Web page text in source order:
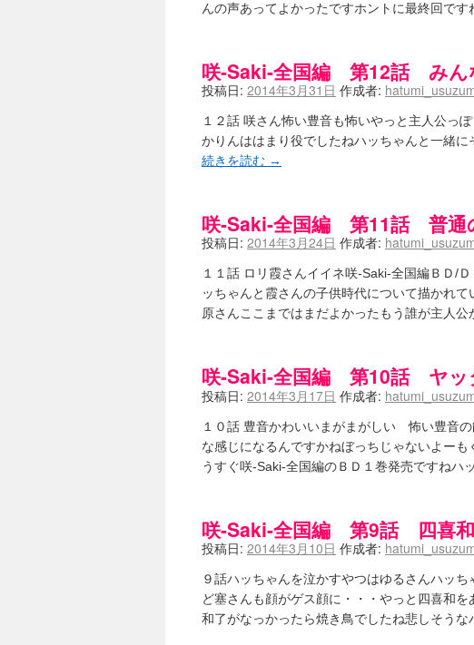
あっちが変 / あっちが変 (08:31)
さくやこのはな - 咲 -saki- / 末の千里のために(咲
凡人の私 / ステルス坂こと咲-Saki-5巻表紙の舞台
嶺上開花自摸 / Last day of Summer session 1
おもちもちもち - 咲-Saki- / ５・８小林先生の日
かんむりとかげ - 咲-Saki- / 立先生の更新 (11:32)
咲-Saki- | にゅいのって / 咲-Saki-臨時アンテナ
咲-Saki-ブログ！～麻雀下手でも咲が好き～ / ブロ
一萬人の麓路() - 咲-Saki- / 咲-Saki- 第193局[竜王]
from A to K / [咲-saki-][麻雀ゲーム]【ゲーム】セガ
紺フェス - 咲-Saki- / 【越谷SS】とろけそうな日
ユズポニッキ - 咲-Saki- / ☆ #咲実写 ☆告知☆オ
ああ、あの牌？ - 咲-Saki- / シノハユ菰沢中関連(
宮守大好き帳 / 告知 (13:04)
麻雀アニメ＆麻雀ゲームあれこれ / 厄介な相手
ＳＳＳ（咲ＳＳ）感想ブログ / 【SSS】憩 -Kei-
ひまじんひまんじ / 読書の秋、と言います故
煌-Subara- - 咲-saki- / シノハユ感想 (13:19)
SYNTH 2006 - 咲 -Saki- / 阿知賀編をドヤ顔に着
かえんだん - 咲-Saki- / 朱里「そげなこつ私がや
Saki-1 グランプリ ～咲ワン～ / しわが誕生する
木と木と木 - 咲-saki- / 新道寺の本 (00:00)
私的素敵ジャンク / [咲-Saki-] 咲-Saki-第168局［端
麻雀自由帳 - 咲-Saki- / 咲-Saki-第168局[端緒]感
LAT. 39°20' N - 咲-Saki- / 永水航路 3 - 霧島の姫
エトピリカ!! - 咲-saki- / 咲-Saki-16巻 シノハユ7
ニワカSakiファンの部屋 - 咲-Saki- / 咲の実写化に
低姿勢ニワカの麻雀 / マイナーカップリングSS感想
Hinamado blog - 咲-Saki- / リハビリテーション
んの声あってよかったですホントに最終回で
咲-Saki-全国編 第12話 みん
投稿日: 2014年3月31日 作成者:
１２話 咲さん怖い豊音も怖いやっと主人公っ
かりんははまり役でしたねハッちゃんと一緒に
続きを読む →
咲-Saki-全国編 第11話 普通
投稿日: 2014年3月24日 作成者:
１１話 ロリ霞さんイイネ咲-Saki-全国編ＢＤ/
ッちゃんと霞さんの子供時代について描かれ
原さんここまではまだよかったもう誰が主
咲-Saki-全国編 第10話 ヤッ
投稿日: 2014年3月17日 作成者:
１０話 豊音かわいいまがまがしい 怖い豊音
な感じになるんですかねぼっちじゃないよー
うすぐ咲-Saki-全国編のＢＤ１巻発売ですねハ
咲-Saki-全国編 第9話 四喜
投稿日: 2014年3月10日 作成者:
９話ハッちゃんを泣かすやつはゆるさんハッ
ど塞さんも顔がゲス顔に・・・やっと四喜和
和了がなっかったら焼き鳥でしたね悲しそう